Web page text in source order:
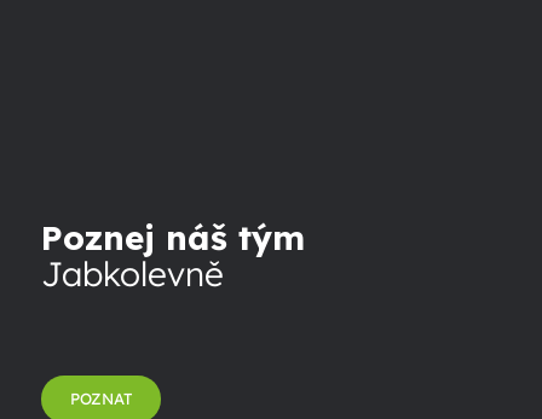
Poznej náš tým
Jabkolevně
POZNAT